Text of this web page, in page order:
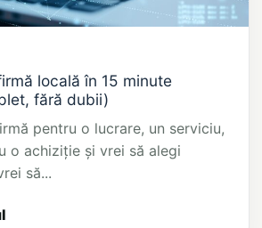
locală în 15 minute
fără dubii)
pentru o lucrare, un serviciu,
o achiziție și vrei să alegi
să...